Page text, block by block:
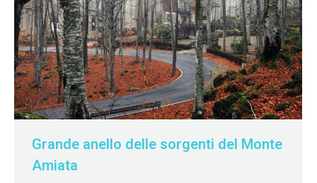
Grande anello delle sorgenti del Monte
Amiata